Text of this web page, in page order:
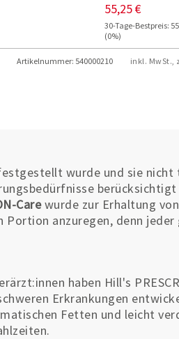
55,25 €
30-Tage-Bestpreis:
(0%)
Artikelnummer: 540000210 inkl. MwSt.,
wurde und sie
berücksichtigt
Carewurde zur Erhaltung
anzuregen, denn
haben Hill's
Erkrankungen
Fetten und leicht